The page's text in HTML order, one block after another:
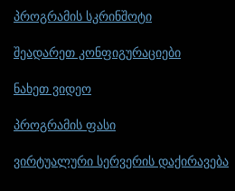
პროგრამის სკრინშოტი
შეადარეთ კონფიგურაციები
ნახეთ ვიდეო
პროგრამის ფასი
ვირტუალური სერვერის დაქირავება